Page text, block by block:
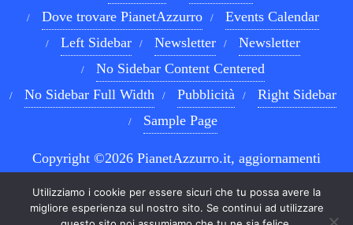
Dove trovare PianetAzzurro
Events Calendar
Left Sidebar
Newsletter
Newsletter
No Sidebar Content Centered
No Sidebar Full Width
Pubblicità
Right Sidebar
Sample Page
Copyright ©2026 PianetAzzurro.it, aggiornamenti
rights reserved.Powered byWordPress & Designed by
Utilizziamo i cookie per essere sicuri che tu possa avere la
migliore esperienza sul nostro sito. Se continui ad utilizzare